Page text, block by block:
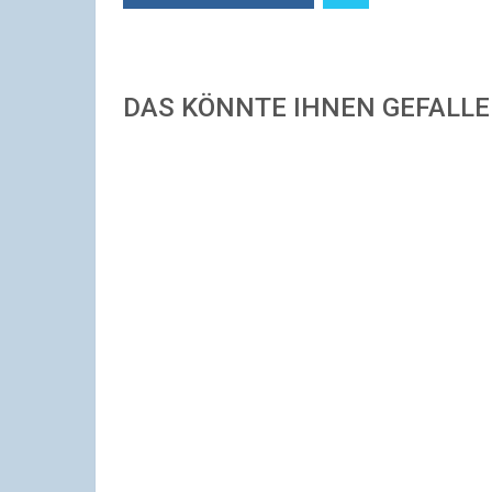
DAS KÖNNTE IHNEN